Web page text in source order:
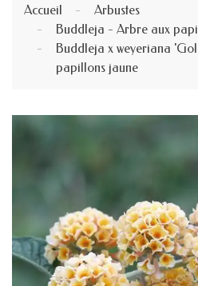
Accueil
Arbustes
Buddleja - Arbre aux
Buddleja x weyeriana
papillons jaune